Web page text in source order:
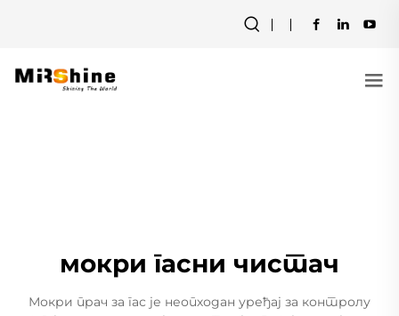
мокри гасни чистач
Мокри прач за гас је неопходан уређај за контролу